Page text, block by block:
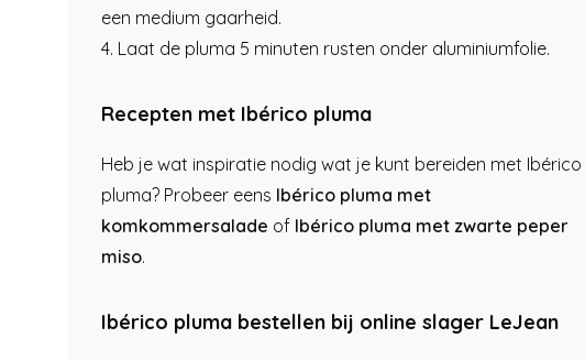
een medium gaarheid.
4. Laat de pluma 5 minuten rusten onder aluminiumfolie.
Recepten met Ibérico pluma
Heb je wat inspiratie nodig wat je kunt bereiden met Ibérico
pluma? Probeer eens Ibérico pluma met
komkommersalade of Ibérico pluma met zwarte peper
miso.
Ibérico pluma bestellen bij online slager LeJean